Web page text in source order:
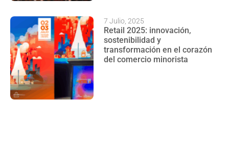
Retail 2025: innovación,
sostenibilidad y
transformación en el corazón
del comercio minorista
7 Julio, 2025